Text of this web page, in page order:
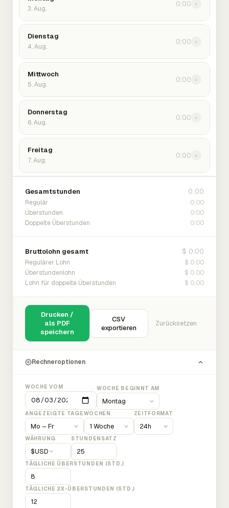
3. Aug.
0:00 ›
Dienstag
4. Aug.
0:00 ›
Mittwoch
5. Aug.
0:00 ›
Donnerstag
6. Aug.
0:00 ›
Freitag
7. Aug.
0:00 ›
Gesamtstunden 0:00
Regulär 0:00
Überstunden 0:00
Doppelte Überstunden 0:00
Bruttolohn gesamt $ 0.00
Regulärer Lohn $ 0.00
Überstundenlohn $ 0.00
Lohn für doppelte Überstunden $ 0.00
Drucken /
als PDF
speichern
CSV
exportieren
Zurücksetzen
Rechneroptionen
WOCHE VOM WOCHE BEGINNT AM
ANGEZEIGTE TAGEWOCHEN ZEITFORMAT
WÄHRUNG
$USD
STUNDENSATZ
TÄGLICHE ÜBERSTUNDEN (STD.)
TÄGLICHE 2X-ÜBERSTUNDEN (STD.)